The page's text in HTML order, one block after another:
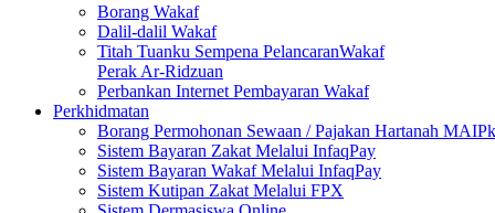
Borang Wakaf
Dalil-dalil Wakaf
Titah Tuanku Sempena PelancaranWakaf
Perak Ar-Ridzuan
Perbankan Internet Pembayaran Wakaf
Perkhidmatan
Borang Permohonan Sewaan / Pajakan Hartanah MAIPk
Sistem Bayaran Zakat Melalui InfaqPay
Sistem Bayaran Wakaf Melalui InfaqPay
Sistem Kutipan Zakat Melalui FPX